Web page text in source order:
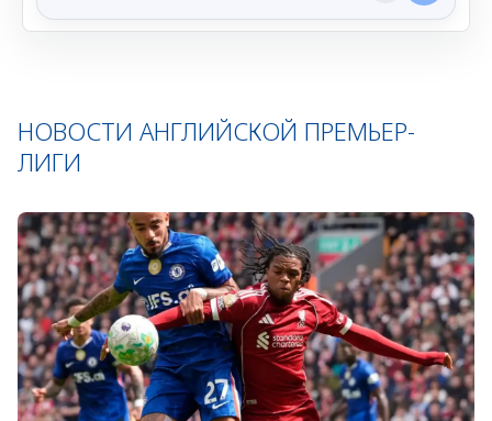
НОВОСТИ АНГЛИЙСКОЙ ПРЕМЬЕР-
ЛИГИ